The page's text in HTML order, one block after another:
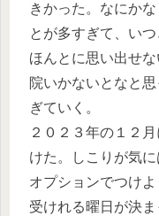
きかった。なにか
とが多すぎて、い
ほんとに思い出せ
院いかないとなと
ぎていく。
２０２３年の１２
けた。しこりが気
オプションでつけ
受けれる曜日が決